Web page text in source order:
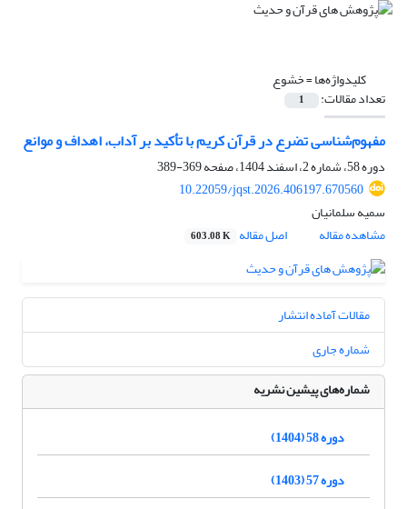
کلیدواژه‌ها =خشوع
تعداد مقالات: 1
مفهوم‌شناسی تضرع در قرآن کریم با تأکید بر آداب، اهداف و موانع‏
دوره 58، شماره 2، اسفند 1404، صفحه
369-389
10.22059/jqst.2026.406197.670560
سمیه سلمانیان
مشاهده مقاله
اصل مقاله 603.08 K
مقالات آماده انتشار
شماره جاری
شماره‌های پیشین نشریه
دوره 58 (1404)
دوره 57 (1403)